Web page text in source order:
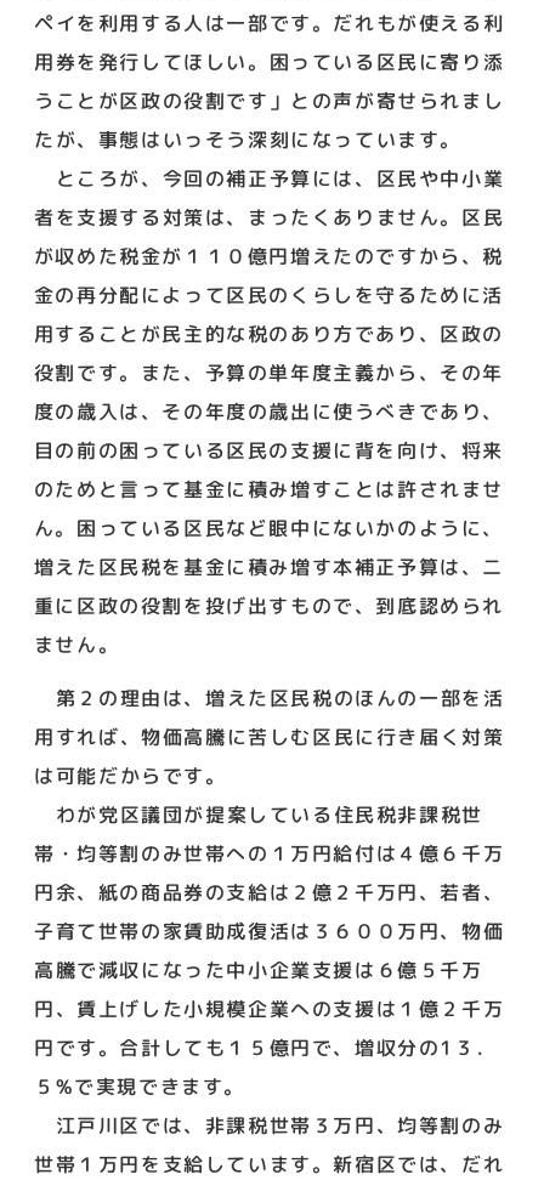
ペイを利用する人は一部です。だれもが使える利
用券を発行してほしい。困っている区民に寄り添
うことが区政の役割です」との声が寄せられまし
たが、事態はいっそう深刻になっています。
ところが、今回の補正予算には、区民や中小業
者を支援する対策は、まったくありません。区民
が収めた税金が１１０億円増えたのですから、税
金の再分配によって区民のくらしを守るために活
用することが民主的な税のあり方であり、区政の
役割です。また、予算の単年度主義から、その年
度の歳入は、その年度の歳出に使うべきであり、
目の前の困っている区民の支援に背を向け、将来
のためと言って基金に積み増すことは許されませ
ん。困っている区民など眼中にないかのように、
増えた区民税を基金に積み増す本補正予算は、二
重に区政の役割を投げ出すもので、到底認められ
ません。
第２の理由は、増えた区民税のほんの一部を活
用すれば、物価高騰に苦しむ区民に行き届く対策
は可能だからです。
わが党区議団が提案している住民税非課税世
帯・均等割のみ世帯への１万円給付は４億６千万
円余、紙の商品券の支給は２億２千万円、若者、
子育て世帯の家賃助成復活は３６００万円、物価
高騰で減収になった中小企業支援は６億５千万
円、賃上げした小規模企業への支援は１億２千万
円です。合計しても１５億円で、増収分の1３．
５%で実現できます。
江戸川区では、非課税世帯３万円、均等割のみ
世帯１万円を支給しています。新宿区では、だれ